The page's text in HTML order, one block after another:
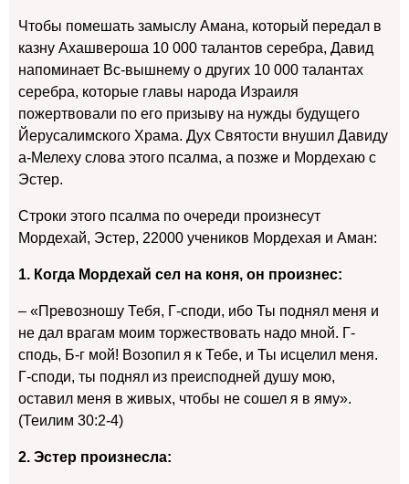
Чтобы помешать замыслу Амана, который передал в
казну Ахашвероша 10 000 талантов серебра, Давид
напоминает Вс-вышнему о других 10 000 талантах
серебра, которые главы народа Израиля
пожертвовали по его призыву на нужды будущего
Йерусалимского Храма. Дух Святости внушил Давиду
а-Мелеху слова этого псалма, а позже и Мордехаю с
Эстер.
Строки этого псалма по очереди произнесут
Мордехай, Эстер, 22000 учеников Мордехая и Аман:
1. Когда Мордехай сел на коня, он произнес:
– «Превозношу Тебя, Г-споди, ибо Ты поднял меня и
не дал врагам моим торжествовать надо мной. Г-
сподь, Б-г мой! Возопил я к Тебе, и Ты исцелил меня.
Г-споди, ты поднял из преисподней душу мою,
оставил меня в живых, чтобы не сошел я в яму».
(Теилим 30:2-4)
2. Эстер произнесла: